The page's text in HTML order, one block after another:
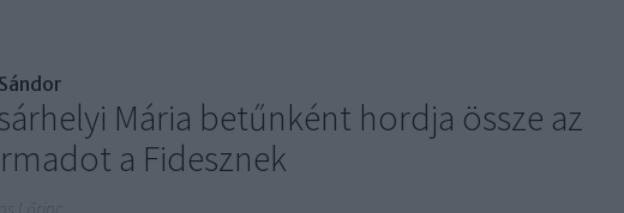
Mária betűnként hordja össze az
a Fidesznek